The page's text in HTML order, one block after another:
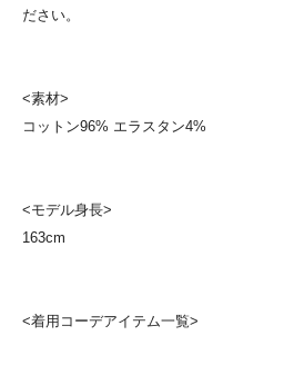
ださい。
<素材>
コットン96% エラスタン4%
<モデル身長>
163cm
<着用コーデアイテム一覧>